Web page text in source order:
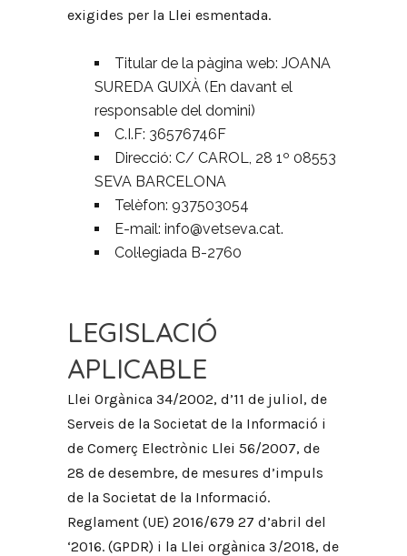
exigides per la Llei esmentada.
Titular de la pàgina web: JOANA
SUREDA GUIXÀ (En davant el
responsable del domini)
C.I.F: 36576746F
Direcció: C/ CAROL, 28 1º 08553
SEVA BARCELONA
Telèfon: 937503054
E-mail: info@vetseva.cat.
Col·legiada B-2760
LEGISLACIÓ
APLICABLE
Llei Orgànica 34/2002, d’11 de juliol, de
Serveis de la Societat de la Informació i
de Comerç Electrònic Llei 56/2007, de
28 de desembre, de mesures d’impuls
de la Societat de la Informació.
Reglament (UE) 2016/679 27 d’abril del
‘2016. (GPDR) i la Llei orgànica 3/2018, de